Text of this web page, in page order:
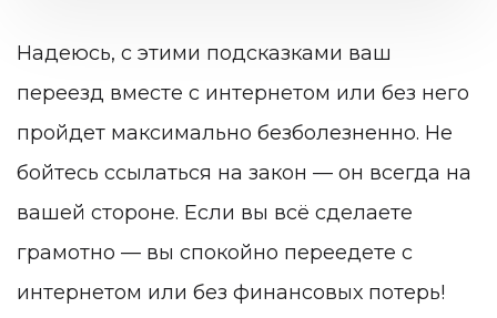
Надеюсь, с этими подсказками ваш
переезд вместе с интернетом или без него
пройдет максимально безболезненно. Не
бойтесь ссылаться на закон — он всегда на
вашей стороне. Если вы всё сделаете
грамотно — вы спокойно переедете с
интернетом или без финансовых потерь!